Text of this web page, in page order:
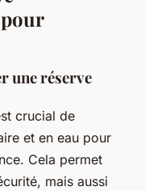
une réserve
crucial de
et en eau pour
Cela permet
mais aussi